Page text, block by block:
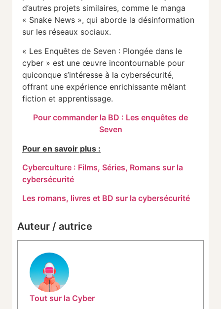
d’autres projets similaires, comme le manga
« Snake News », qui aborde la désinformation
sur les réseaux sociaux.
« Les Enquêtes de Seven : Plongée dans le
cyber » est une œuvre incontournable pour
quiconque s’intéresse à la cybersécurité,
offrant une expérience enrichissante mêlant
fiction et apprentissage.
Pour commander la BD : Les enquêtes de
Seven
Pour en savoir plus :
Cyberculture : Films, Séries, Romans sur la
cybersécurité
Les romans, livres et BD sur la cybersécurité
Auteur / autrice
Tout sur la Cyber